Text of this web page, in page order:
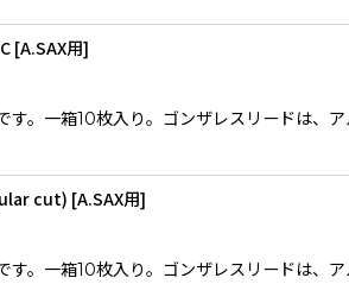
[A.SAX用]
す。一箱10枚入り。ゴンザレスリードは、
cut) [A.SAX用]
。一箱10枚入り。ゴンザレスリードは、